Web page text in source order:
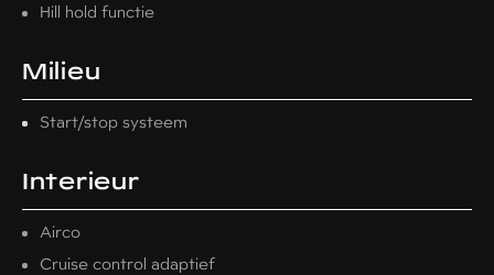
Interieur
Airco
Cruise control adaptief
Milieu
Start/stop systeem
Hill hold functie